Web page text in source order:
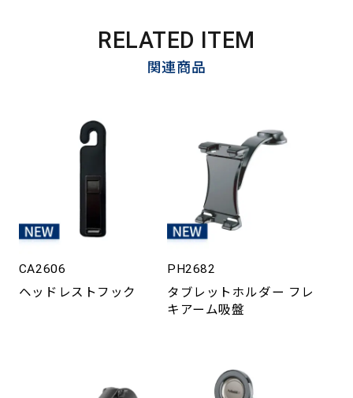
RELATED ITEM
関連商品
CA2606
ヘッドレストフック
PH2682
タブレットホルダー フレ
キアーム吸盤